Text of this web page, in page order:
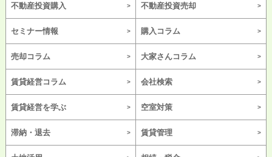
不動産投資購入 不動産投資売却
セミナー情報 購入コラム
売却コラム 大家さんコラム
賃貸経営コラム 会社検索
賃貸経営を学ぶ 空室対策
滞納・退去 賃貸管理